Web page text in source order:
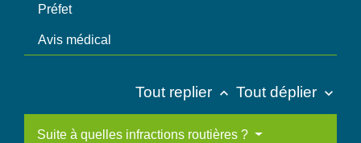
Préfet
Avis médical
Tout replier keyboard_arrow_up Tout déplier keyboard_arrow_down
Suite à quelles infractions routières ?